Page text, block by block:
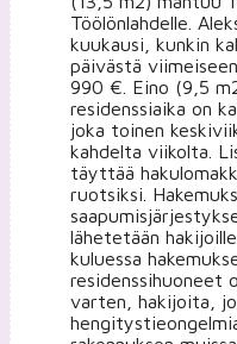
Töölönlahdelle.
kuukausi, kunkin
päivästä
990 €. Eino (9,5
residenssiaika on
joka toinen
kahdelta viikolta.
täyttää
ruotsiksi.
lähetetään
kuluessa
residenssihuoneet
varten, hakijoita,